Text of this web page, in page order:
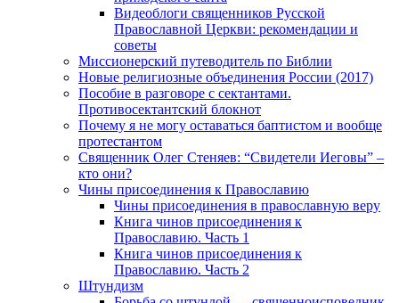
Видеоблоги священников Русской
Православной Церкви: рекомендации и
советы
Миссионерский путеводитель по Библии
Новые религиозные объединения России (2017)
Пособие в разговоре с сектантами.
Противосектантский блокнот
Почему я не могу оставаться баптистом и вообще
протестантом
Священник Олег Стеняев: “Свидетели Иеговы” –
кто они?
Чины присоединения к Православию
Чины присоединения в православную веру
Книга чинов присоединения к
Православию. Часть 1
Книга чинов присоединения к
Православию. Часть 2
Штундизм